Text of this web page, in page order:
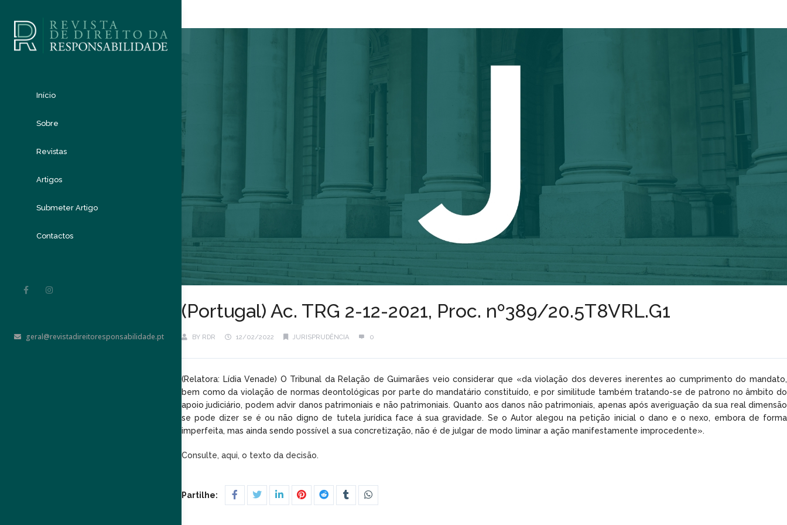
Início
Sobre
Revistas
Artigos
Submeter Artigo
Contactos
geral@revistadireitoresponsabilidade.pt
(Portugal) Ac. TRG 2-12-2021, Proc. nº389/20.5T8VRL.G1
BY RDR 12/02/2022 JURISPRUDÊNCIA 0
(Relatora: Lídia Venade) O Tribunal da Relação de Guimarães veio considerar que «da violação dos deveres inerentes ao cumprimento do mandato,
bem como da violação de normas deontológicas por parte do mandatário constituído, e por similitude também tratando-se de patrono no âmbito do
apoio judiciário, podem advir danos patrimoniais e não patrimoniais. Quanto aos danos não patrimoniais, apenas após averiguação da sua real dimensão
se pode dizer se é ou não digno de tutela jurídica face á sua gravidade. Se o Autor alegou na petição inicial o dano e o nexo, embora de forma
imperfeita, mas ainda sendo possível a sua concretização, não é de julgar de modo liminar a ação manifestamente improcedente».
Consulte, aqui, o texto da decisão.
Partilhe: